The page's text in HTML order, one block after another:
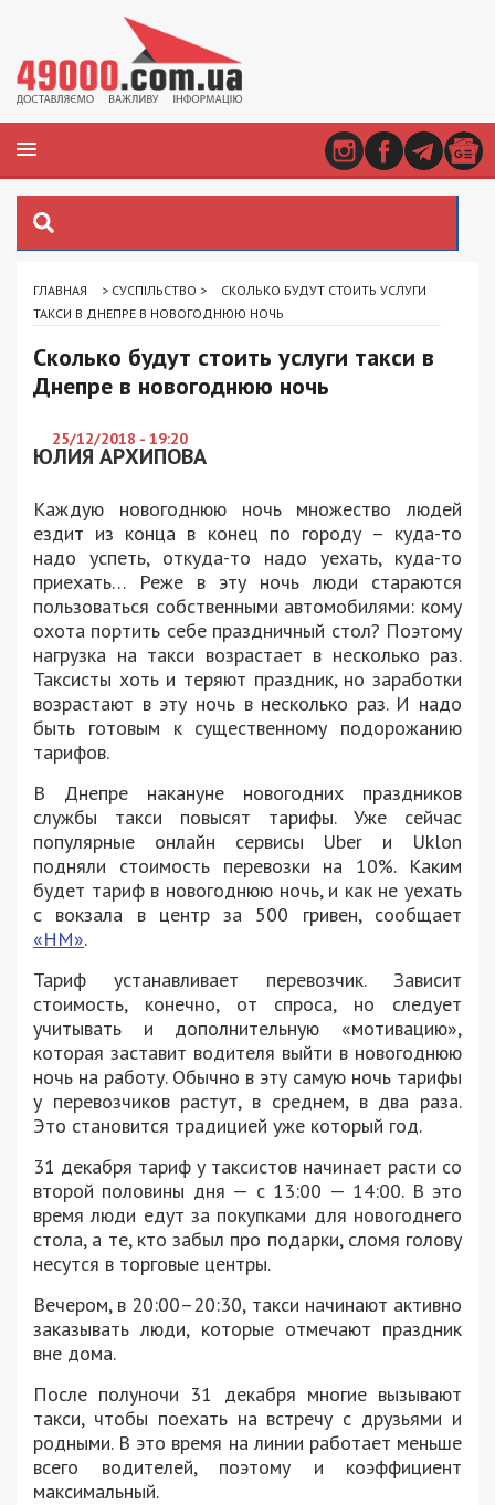
ГЛАВНАЯ > СУСПІЛЬСТВО >
СКОЛЬКО БУДУТ СТОИТЬ УСЛУГИ
ТАКСИ В ДНЕПРЕ В НОВОГОДНЮЮ НОЧЬ
Сколько будут стоить услуги такси в
Днепре в новогоднюю ночь
25/12/2018 - 19:20
ЮЛИЯ АРХИПОВА
Каждую новогоднюю ночь множество людей
ездит из конца в конец по городу – куда-то
надо успеть, откуда-то надо уехать, куда-то
приехать… Реже в эту ночь люди стараются
пользоваться собственными автомобилями: кому
охота портить себе праздничный стол? Поэтому
нагрузка на такси возрастает в несколько раз.
Таксисты хоть и теряют праздник, но заработки
возрастают в эту ночь в несколько раз. И надо
быть готовым к существенному подорожанию
тарифов.
В Днепре накануне новогодних праздников
службы такси повысят тарифы. Уже сейчас
популярные онлайн сервисы Uber и Uklon
подняли стоимость перевозки на 10%. Каким
будет тариф в новогоднюю ночь, и как не уехать
с вокзала в центр за 500 гривен, сообщает
«НМ».
Тариф устанавливает перевозчик. Зависит
стоимость, конечно, от спроса, но следует
учитывать и дополнительную «мотивацию»,
которая заставит водителя выйти в новогоднюю
ночь на работу. Обычно в эту самую ночь тарифы
у перевозчиков растут, в среднем, в два раза.
Это становится традицией уже который год.
31 декабря тариф у таксистов начинает расти со
второй половины дня — с 13:00 — 14:00. В это
время люди едут за покупками для новогоднего
стола, а те, кто забыл про подарки, сломя голову
несутся в торговые центры.
Вечером, в 20:00–20:30, такси начинают активно
заказывать люди, которые отмечают праздник
вне дома.
После полуночи 31 декабря многие вызывают
такси, чтобы поехать на встречу с друзьями и
родными. В это время на линии работает меньше
всего водителей, поэтому и коэффициент
максимальный.